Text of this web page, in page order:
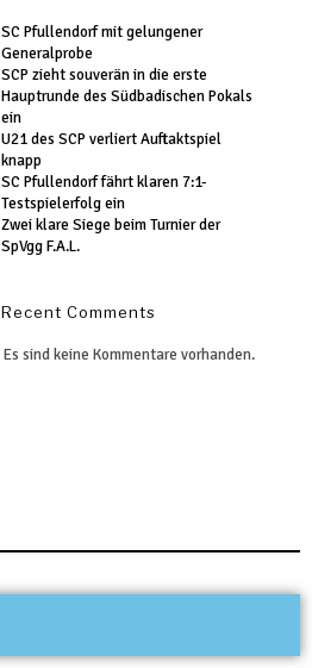
SC Pfullendorf mit gelungener
Generalprobe
SCP zieht souverän in die erste
Hauptrunde des Südbadischen Pokals
ein
U21 des SCP verliert Auftaktspiel
knapp
SC Pfullendorf fährt klaren 7:1-
Testspielerfolg ein
Zwei klare Siege beim Turnier der
SpVgg F.A.L.
Recent Comments
Es sind keine Kommentare vorhanden.